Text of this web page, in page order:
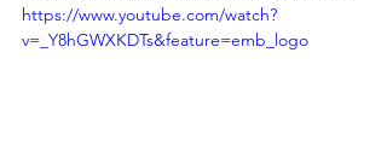
https://www.youtube.com/watch?
v=_Y8hGWXKDTs&feature=emb_logo